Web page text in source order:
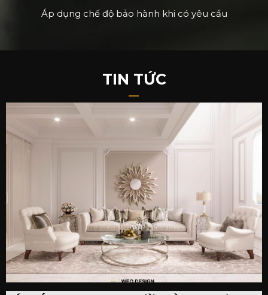
Áp dụng chế độ bảo hành khi có yêu cầu
TIN TỨC